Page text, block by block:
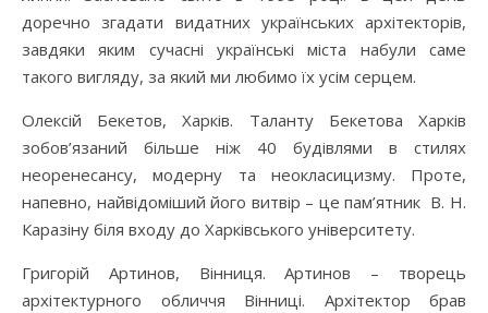
доречно згадати видатних українських архітекторів,
завдяки яким сучасні українські міста набули саме
такого вигляду, за який ми любимо їх усім серцем.
Олексій Бекетов, Харків. Таланту Бекетова Харків
зобов’язаний більше ніж 40 будівлями в стилях
неоренесансу, модерну та неокласицизму. Проте,
напевно, найвідоміший його витвір – це пам’ятник В. Н.
Каразіну біля входу до Харківського університету.
Григорій Артинов, Вінниця. Артинов – творець
архітектурного обличчя Вінниці. Архітектор брав